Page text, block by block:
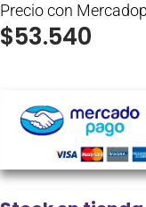
Precio con
$53.540